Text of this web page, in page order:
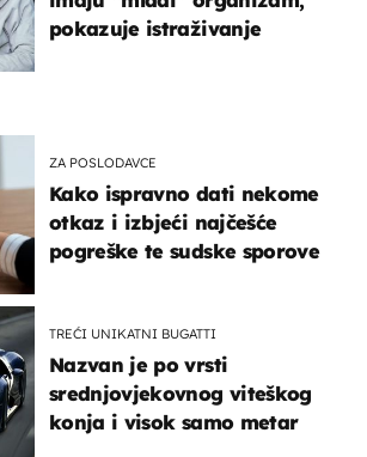
pokazuje istraživanje
ZA POSLODAVCE
Kako ispravno dati nekome
otkaz i izbjeći najčešće
pogreške te sudske sporove
TREĆI UNIKATNI BUGATTI
Nazvan je po vrsti
srednjovjekovnog viteškog
konja i visok samo metar